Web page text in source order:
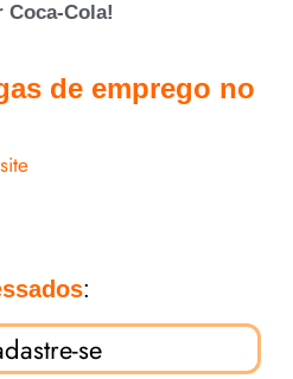
Coca-Cola!
de emprego no
site
:
se